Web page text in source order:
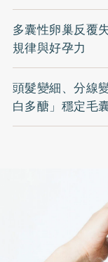
多囊性卵巢反覆
規律與好孕力
頭髮變細、分線
白多醣」穩定毛